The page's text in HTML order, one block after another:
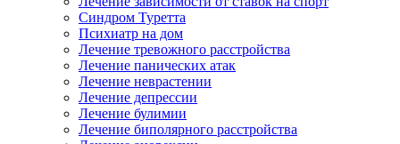
Синдром Туретта
Психиатр на дом
Лечение тревожного расстройства
Лечение панических атак
Лечение неврастении
Лечение депрессии
Лечение булимии
Лечение биполярного расстройства